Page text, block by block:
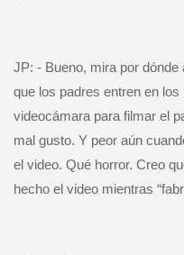
JP: - Bueno, mira por
que los padres entren en
videocámara para filmar el
mal gusto. Y peor aún
el video. Qué horror. Creo
hecho el video mientras